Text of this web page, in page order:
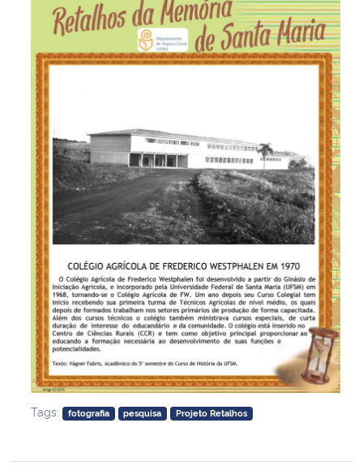
Tags: fotografia pesquisa Projeto Retalhos